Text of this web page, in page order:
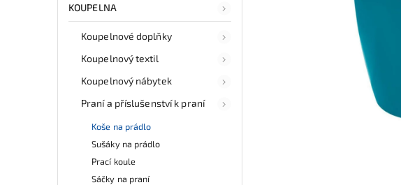
KOUPELNA
Koupelnové doplňky
Koupelnový textil
Koupelnový nábytek
Praní a příslušenství k praní
Koše na prádlo
Sušáky na prádlo
Prací koule
Sáčky na praní